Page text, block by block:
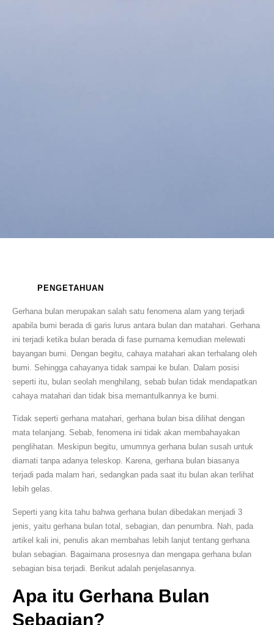
PENGETAHUAN
Gerhana bulan merupakan salah satu fenomena alam yang terjadi
apabila bumi berada di garis lurus antara bulan dan matahari. Gerhana
ini terjadi ketika bulan berada di fase purnama kemudian melewati
bayangan bumi. Dengan begitu, cahaya matahari akan terhalang oleh
bumi. Sehingga cahayanya tidak sampai ke bulan. Dalam posisi
seperti itu, bulan seolah menghilang, sebab bulan tidak mendapatkan
cahaya matahari dan tidak bisa memantulkannya ke bumi.
Tidak seperti gerhana matahari, gerhana bulan bisa dilihat dengan
mata telanjang. Sebab, fenomena ini tidak akan membahayakan
penglihatan. Meskipun begitu, umumnya gerhana bulan susah untuk
diamati tanpa adanya teleskop. Karena, gerhana bulan biasanya
terjadi pada malam hari, sedangkan pada saat itu bulan akan terlihat
lebih gelas.
Seperti yang kita tahu bahwa gerhana bulan dibedakan menjadi 3
jenis, yaitu gerhana bulan total, sebagian, dan penumbra. Nah, pada
artikel kali ini, penulis akan membahas lebih lanjut tentang gerhana
bulan sebagian. Bagaimana prosesnya dan mengapa gerhana bulan
sebagian bisa terjadi. Berikut adalah penjelasannya.
Apa itu Gerhana Bulan
Sebagian?